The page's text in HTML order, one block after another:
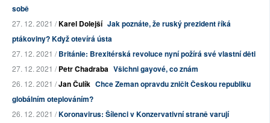
sobě
27. 12. 2021 /Karel Dolejší Jak poznáte, že ruský prezident říká
ptákoviny? Když otevírá ústa
27. 12. 2021 /Británie: Brexitérská revoluce nyní požírá své vlastní děti
27. 12. 2021 /Petr Chadraba Všichni gayové, co znám
26. 12. 2021 /Jan Čulík Chce Zeman opravdu zničit Českou republiku
globálním oteplováním?
26. 12. 2021 /Koronavirus: Šílenci v Konzervativní straně varují